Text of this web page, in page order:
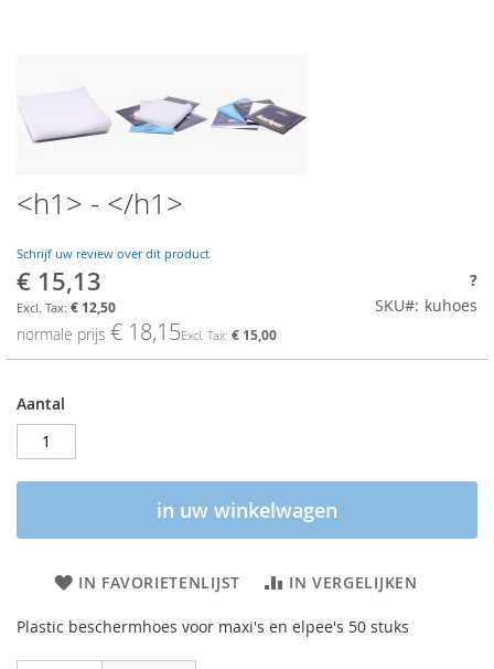
<h1> - </h1>
Schrijf uw review over dit product
Aanbiedings
prijs
€ 15,13
€ 12,50
normale prijs € 18,15 € 15,00
?
SKU
kuhoes
Aantal
in uw winkelwagen
IN FAVORIETENLIJST IN VERGELIJKEN
Plastic beschermhoes voor maxi's en elpee's 50 stuks